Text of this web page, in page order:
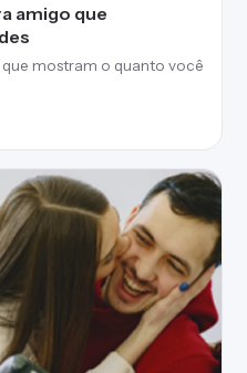
amigo que
mostram o quanto você